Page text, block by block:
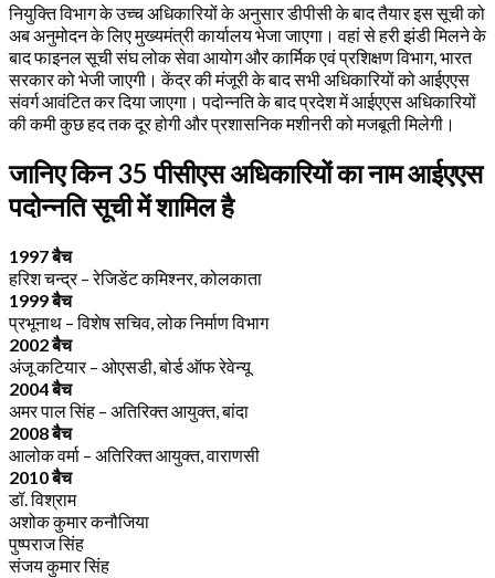
नियुक्ति विभाग के उच्च अधिकारियों के अनुसार डीपीसी के बाद तैयार इस सूची को
अब अनुमोदन के लिए मुख्यमंत्री कार्यालय भेजा जाएगा। वहां से हरी झंडी मिलने के
बाद फाइनल सूची संघ लोक सेवा आयोग और कार्मिक एवं प्रशिक्षण विभाग, भारत
सरकार को भेजी जाएगी। केंद्र की मंजूरी के बाद सभी अधिकारियों को आईएएस
संवर्ग आवंटित कर दिया जाएगा। पदोन्नति के बाद प्रदेश में आईएएस अधिकारियों
की कमी कुछ हद तक दूर होगी और प्रशासनिक मशीनरी को मजबूती मिलेगी।
जानिए किन 35 पीसीएस अधिकारियों का नाम आईएएस
पदोन्नति सूची में शामिल है
1997 बैच
हरिश चन्द्र – रेजिडेंट कमिश्नर, कोलकाता
1999 बैच
प्रभूनाथ – विशेष सचिव, लोक निर्माण विभाग
2002 बैच
अंजू कटियार – ओएसडी, बोर्ड ऑफ रेवेन्यू
2004 बैच
अमर पाल सिंह – अतिरिक्त आयुक्त, बांदा
2008 बैच
आलोक वर्मा – अतिरिक्त आयुक्त, वाराणसी
2010 बैच
डॉ. विश्राम
अशोक कुमार कनौजिया
पुष्पराज सिंह
संजय कुमार सिंह